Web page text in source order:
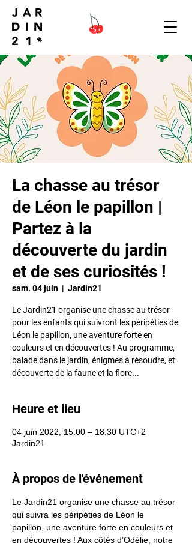
La chasse au trésor
de Léon le papillon |
Partez à la
découverte du jardin
et de ses curiosités !
sam. 04 juin
  |
Jardin21
Le Jardin21 organise une chasse au trésor
pour les enfants qui suivront les péripéties de
Léon le papillon, une aventure forte en
couleurs et en découvertes ! Au programme,
balade dans le jardin, énigmes à résoudre, et
découverte de la faune et la flore...
Heure et lieu
04 juin 2022, 15:00 – 18:30 UTC+2
Jardin21
À propos de l'événement
Le Jardin21 organise une chasse au trésor
qui suivra les péripéties de Léon le
papillon, une aventure forte en couleurs et
en découvertes ! Aux côtés d’Odélie, notre